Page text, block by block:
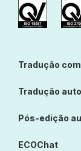
Tradução
Tradução
Pós-edição
ECOChat